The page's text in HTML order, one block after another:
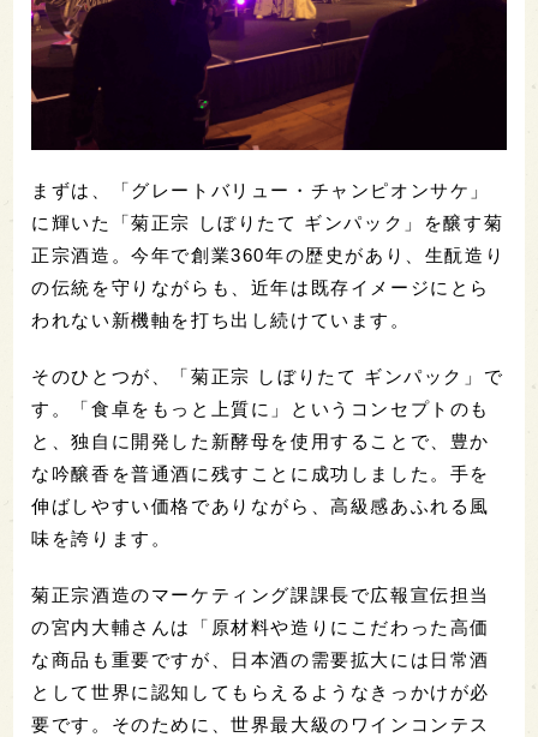
まずは、「グレートバリュー・チャンピオンサケ」
に輝いた「菊正宗 しぼりたて ギンパック」を醸す菊
正宗酒造。今年で創業360年の歴史があり、生酛造り
の伝統を守りながらも、近年は既存イメージにとら
われない新機軸を打ち出し続けています。
そのひとつが、「菊正宗 しぼりたて ギンパック」で
す。「食卓をもっと上質に」というコンセプトのも
と、独自に開発した新酵母を使用することで、豊か
な吟醸香を普通酒に残すことに成功しました。手を
伸ばしやすい価格でありながら、高級感あふれる風
味を誇ります。
菊正宗酒造のマーケティング課課長で広報宣伝担当
の宮内大輔さんは「原材料や造りにこだわった高価
な商品も重要ですが、日本酒の需要拡大には日常酒
として世界に認知してもらえるようなきっかけが必
要です。そのために、世界最大級のワインコンテス